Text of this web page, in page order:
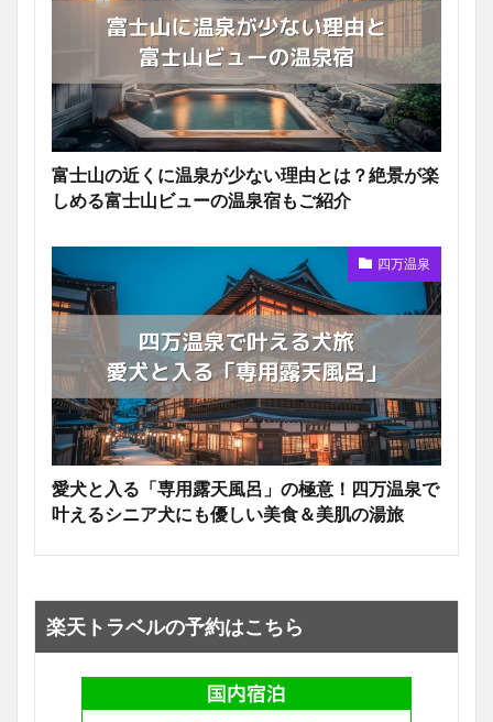
富士山の近くに温泉が少ない理由とは？絶景が楽
しめる富士山ビューの温泉宿もご紹介
四万温泉
愛犬と入る「専用露天風呂」の極意！四万温泉で
叶えるシニア犬にも優しい美食＆美肌の湯旅
楽天トラベルの予約はこちら